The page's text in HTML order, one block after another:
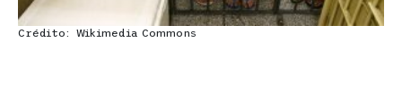
Crédito: Wikimedia Commons